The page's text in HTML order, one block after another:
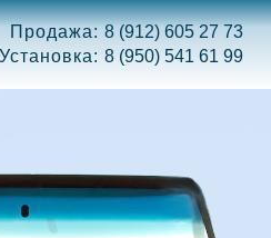
Продажа: 8 (912) 605 27 73
Установка: 8 (950) 541 61 99